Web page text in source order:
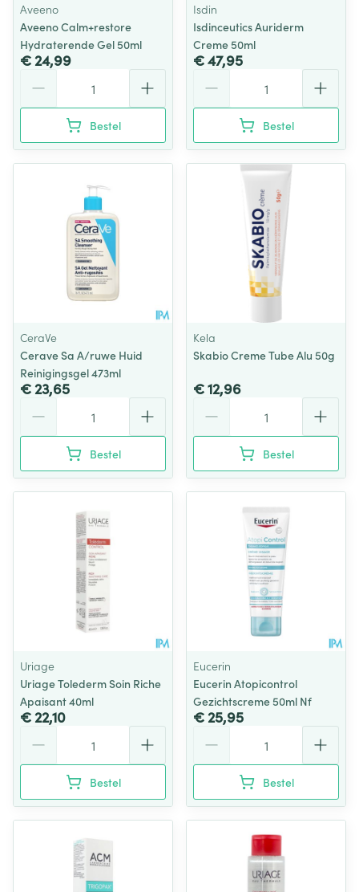
Aveeno
Aveeno Calm+restore
Hydraterende Gel 50ml
€ 24,99
Bestel
Isdin
Isdinceutics Auriderm
Creme 50ml
€ 47,95
Bestel
CeraVe
Cerave Sa A/ruwe Huid
Reinigingsgel 473ml
€ 23,65
Bestel
Kela
Skabio Creme Tube Alu 50g
€ 12,96
Bestel
Uriage
Uriage Tolederm Soin Riche
Apaisant 40ml
€ 22,10
Bestel
Eucerin
Eucerin Atopicontrol
Gezichtscreme 50ml Nf
€ 25,95
Bestel